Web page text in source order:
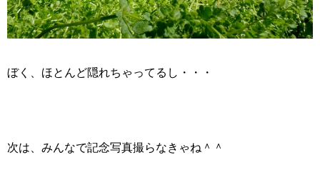
ぼく、ほとんど隠れちゃってるし・・・
次は、みんなで記念写真撮らなきゃね＾＾